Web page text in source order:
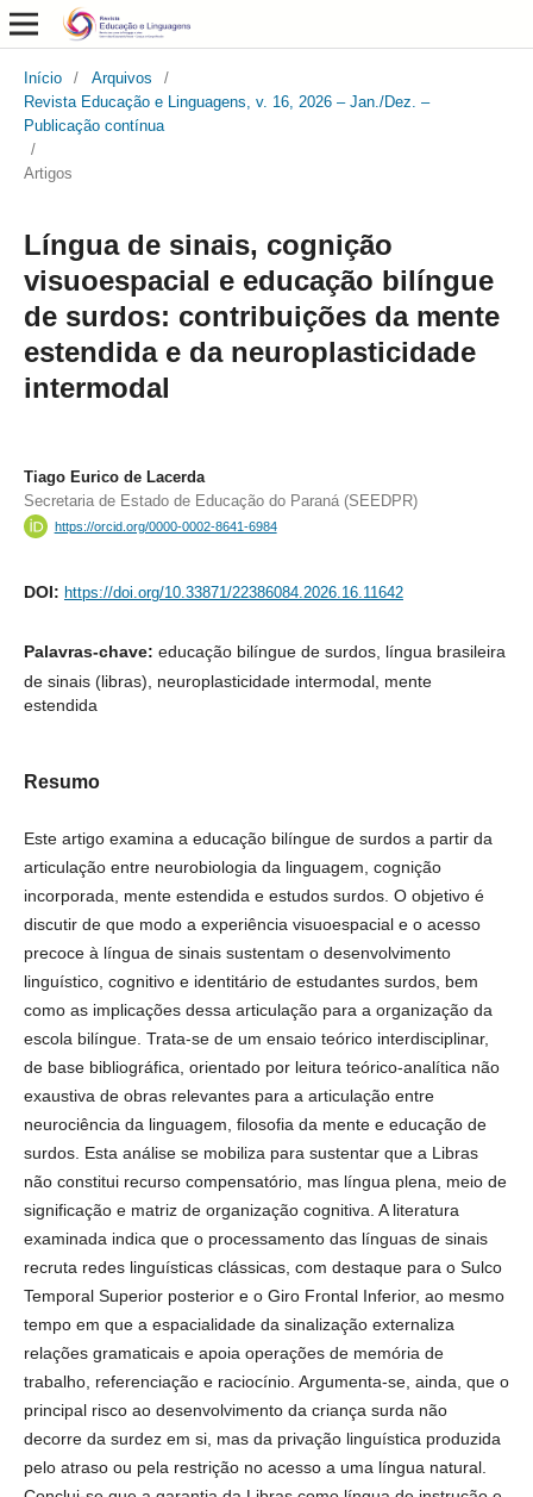
Início / Arquivos
/
Revista Educação e Linguagens, v. 16, 2026 – Jan./Dez. –
Publicação contínua
/
Artigos
Língua de sinais, cognição
visuoespacial e educação bilíngue
de surdos: contribuições da mente
estendida e da neuroplasticidade
intermodal
Tiago Eurico de Lacerda
Secretaria de Estado de Educação do Paraná (SEEDPR)
https://orcid.org/0000-0002-8641-6984
DOI: https://doi.org/10.33871/22386084.2026.16.11642
Palavras-chave: educação bilíngue de surdos, língua brasileira
de sinais (libras), neuroplasticidade intermodal, mente
estendida
Resumo
Este artigo examina a educação bilíngue de surdos a partir da
articulação entre neurobiologia da linguagem, cognição
incorporada, mente estendida e estudos surdos. O objetivo é
discutir de que modo a experiência visuoespacial e o acesso
precoce à língua de sinais sustentam o desenvolvimento
linguístico, cognitivo e identitário de estudantes surdos, bem
como as implicações dessa articulação para a organização da
escola bilíngue. Trata-se de um ensaio teórico interdisciplinar,
de base bibliográfica, orientado por leitura teórico-analítica não
exaustiva de obras relevantes para a articulação entre
neurociência da linguagem, filosofia da mente e educação de
surdos. Esta análise se mobiliza para sustentar que a Libras
não constitui recurso compensatório, mas língua plena, meio de
significação e matriz de organização cognitiva. A literatura
examinada indica que o processamento das línguas de sinais
recruta redes linguísticas clássicas, com destaque para o Sulco
Temporal Superior posterior e o Giro Frontal Inferior, ao mesmo
tempo em que a espacialidade da sinalização externaliza
relações gramaticais e apoia operações de memória de
trabalho, referenciação e raciocínio. Argumenta-se, ainda, que o
principal risco ao desenvolvimento da criança surda não
decorre da surdez em si, mas da privação linguística produzida
pelo atraso ou pela restrição no acesso a uma língua natural.